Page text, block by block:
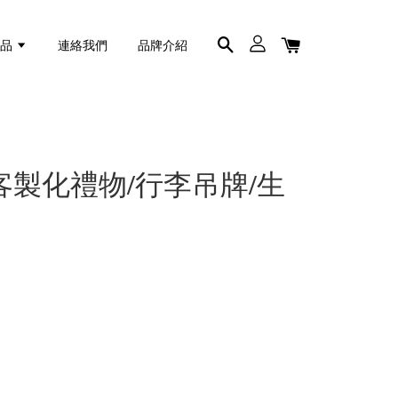
連絡我們 品牌介紹
製化禮物/行李吊牌/生